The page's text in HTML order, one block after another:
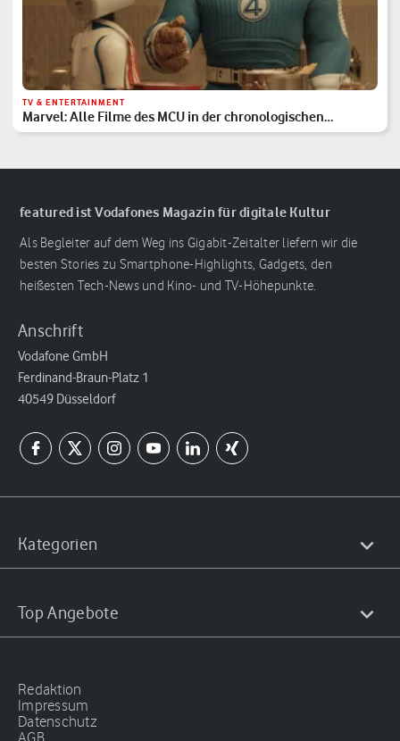
TV & ENTERTAINMENT
Marvel: Alle Filme des MCU in der chronologischen
Reihenfolge
featured ist Vodafones Magazin für digitale Kultur
Als Begleiter auf dem Weg ins Gigabit-Zeitalter liefern wir die
besten Stories zu Smartphone-Highlights, Gadgets, den
heißesten Tech-News und Kino- und TV-Höhepunkte.
Anschrift
Vodafone GmbH
Ferdinand-Braun-Platz 1
40549 Düsseldorf
Kategorien
Top Angebote
Redaktion
Impressum
Datenschutz